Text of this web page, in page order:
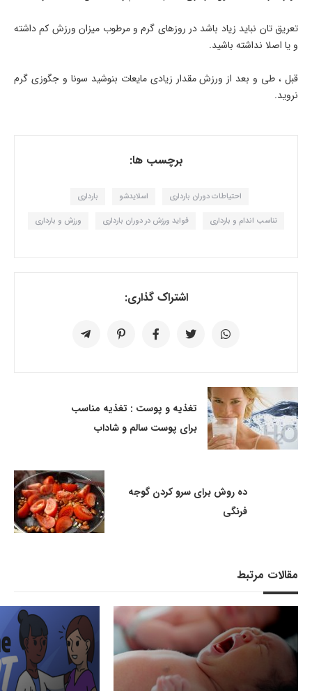
تعریق تان نباید زیاد باشد در روزهای گرم و مرطوب میزان ورزش کم داشته
و یا اصلا نداشته باشید.
قبل ، طی و بعد از ورزش مقدار زیادی مایعات بنوشید سونا و جگوزی گرم
نروید.
برچسب ها:
احتیاطات دوران بارداری اسلایدشو بارداری
تناسب اندام و بارداری فواید ورزش در دوران بارداری ورزش و بارداری
اشتراک گذاری:
تغذیه و پوست : تغذیه مناسب
برای پوست سالم و شاداب
ده روش برای سرو کردن گوجه
فرنگی
مقالات مرتبط